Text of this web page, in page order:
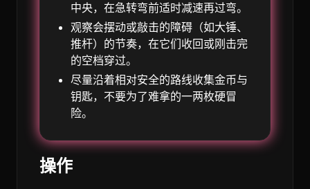
中央，在急转弯前适时减速再过弯。
观察会摆动或敲击的障碍（如大锤、
推杆）的节奏，在它们收回或刚击完
的空档穿过。
尽量沿着相对安全的路线收集金币与
钥匙，不要为了难拿的一两枚硬冒
险。
操作